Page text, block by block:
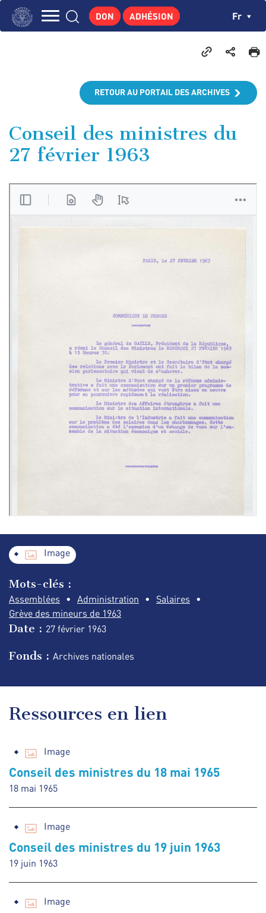
Aller
CENTRE DE RECHERCHES
PUBLICATIONS
ACTUALITÉS
ENSEIGNEMENT
DON ADHÉSION Fr
RETOUR AU PORTAIL DES ARCHIVES
Conseil des ministres du
27 février 1963
Image
Mots-clés :
Assemblées Administration
Salaires
Grève des mineurs de 1963
Date : 27 février 1963
Fonds : Archives nationales
Ressources en lien
Image
Conseil des ministres du 18 mai 1965
18 mai 1965
Image
Conseil des ministres du 19 juin 1963
19 juin 1963
Image
Panneau de gestion des cookies